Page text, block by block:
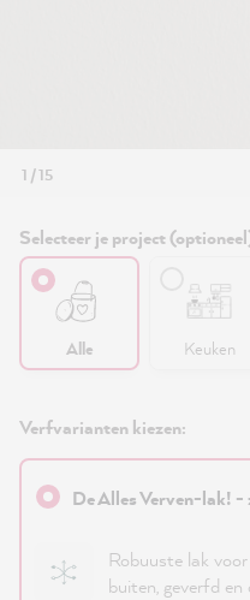
1 / 15
Selecteer je project
Alle Keuken
Verfvarianten kiezen:
De Alles Verven-lak!
Robuuste lak
buiten, geverfd en